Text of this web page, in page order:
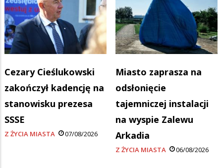
Cezary Cieślukowski
zakończył kadencję na
stanowisku prezesa
SSSE
Z ŻYCIA MIASTA 07/08/2026
Miasto zaprasza na
odsłonięcie
tajemniczej instalacji
na wyspie Zalewu
Arkadia
Z ŻYCIA MIASTA 06/08/2026